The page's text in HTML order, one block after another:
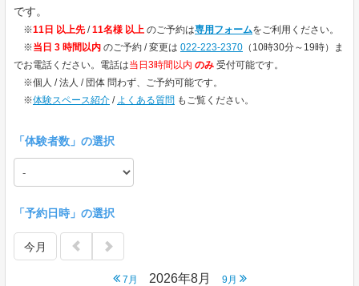
です。
※11日 以上先 /11名様 以上 のご予約は専用フォームをご利用ください。
※当日 3 時間以内 のご予約 / 変更は 022-223-2370 （10時30分～19時）ま
でお電話ください。電話は当日3時間以内 のみ 受付可能です。
※個人 / 法人 / 団体 問わず、ご予約可能です。
※体験スペース紹介 / よくある質問 もご覧ください。
「体験者数 」の選択
「予約日時」の選択
今月
7月 2026年8月 9月